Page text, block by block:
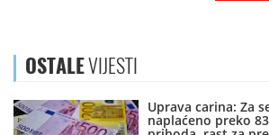
OSTALEVIJESTI
Uprava carina: Za
naplaćeno preko